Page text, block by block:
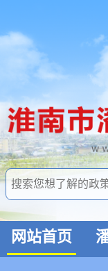
网站首页